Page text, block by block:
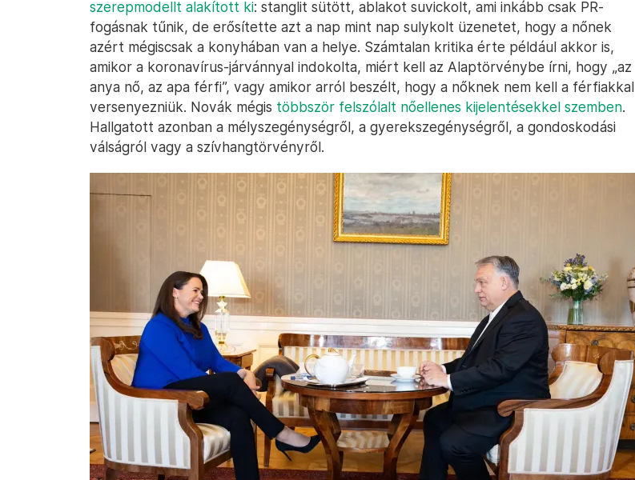
szerepmodellt alakított ki: stanglit sütött, ablakot suvickolt, ami inkább csak PR-
fogásnak tűnik, de erősítette azt a nap mint nap sulykolt üzenetet, hogy a nőnek
azért mégiscsak a konyhában van a helye. Számtalan kritika érte például akkor is,
amikor a koronavírus-járvánnyal indokolta, miért kell az Alaptörvénybe írni, hogy „az
anya nő, az apa férfi”, vagy amikor arról beszélt, hogy a nőknek nem kell a férfiakkal
versenyezniük. Novák mégis többször felszólalt nőellenes kijelentésekkel szemben.
Hallgatott azonban a mélyszegénységről, a gyerekszegénységről, a gondoskodási
válságról vagy a szívhangtörvényről.